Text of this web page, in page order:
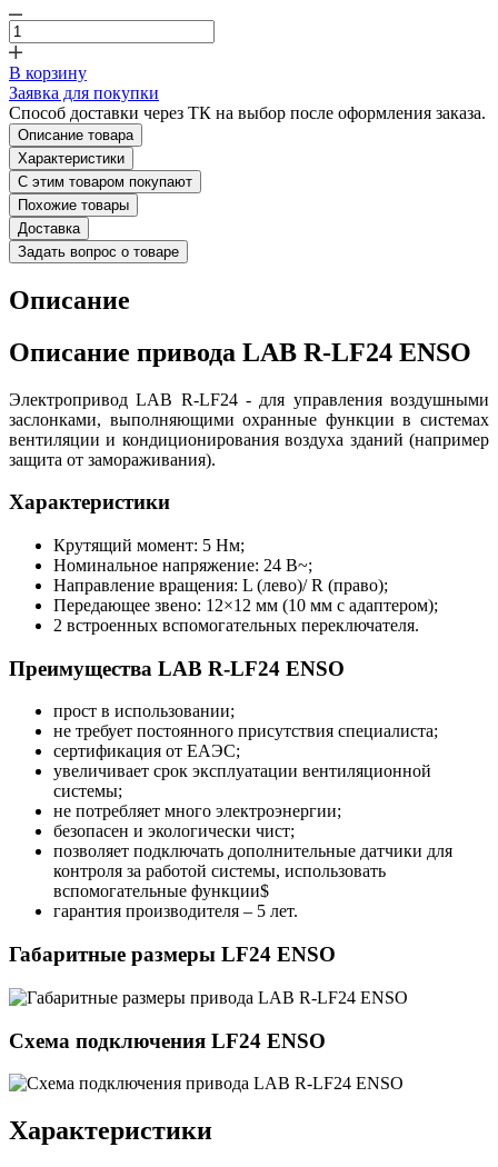
В корзину
Заявка для покупки
Способ доставки через ТК на выбор после оформления заказа.
Описание товара
Характеристики
С этим товаром покупают
Похожие товары
Доставка
Задать вопрос о товаре
Описание
Описание привода LAB R-LF24 ENSO
Электропривод LAB R-LF24 - для управления воздушными
заслонками, выполняющими охранные функции в системах
вентиляции и кондиционирования воздуха зданий (например
защита от замораживания).
Характеристики
Крутящий момент: 5 Нм;
Номинальное напряжение: 24 В~;
Направление вращения: L (лево)/ R (право);
Передающее звено: 12×12 мм (10 мм с адаптером);
2 встроенных вспомогательных переключателя.
Преимущества LAB R-LF24 ENSO
прост в использовании;
не требует постоянного присутствия специалиста;
сертификация от ЕАЭС;
увеличивает срок эксплуатации вентиляционной
системы;
не потребляет много электроэнергии;
безопасен и экологически чист;
позволяет подключать дополнительные датчики для
контроля за работой системы, использовать
вспомогательные функции$
гарантия производителя – 5 лет.
Габаритные размеры LF24 ENSO
Схема подключения LF24 ENSO
Характеристики